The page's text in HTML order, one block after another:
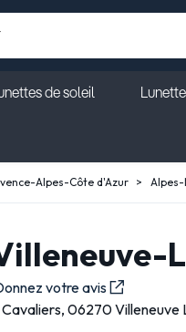
de soleil
Alpes-Côte d'Azur
votre avis
06270 Villeneuve